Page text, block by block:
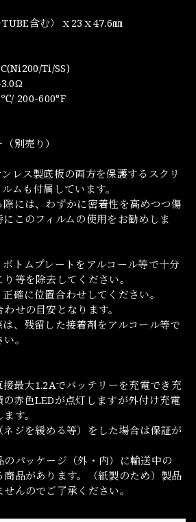
含む）ｘ23ｘ47.6㎜
Ti/SS)
3.0Ω
200-600°F
別売り）
レス製底板の両方を保護するスクリ
ムも付属しています。
には、わずかに密着性を高めつつ傷
このフィルムの使用をお勧めしま
トムプレートをアルコール等で十分
等を除去してください。
確に位置合わせしてください。
せの目安となります。
、残留した接着剤をアルコール等で
。
最大1.2Aでバッテリーを充電でき充
赤色LEDが点灯しますが外付け充電
す。
ジを緩める等）をした場合は保証が
パッケージ（外・内）に輸送中の
品があります。（紙製のため）製品
んのでご了承ください。